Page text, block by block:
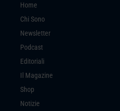
Home
Chi Sono
Newsletter
Podcast
Editoriali
Il Magazine
Shop
Notizie